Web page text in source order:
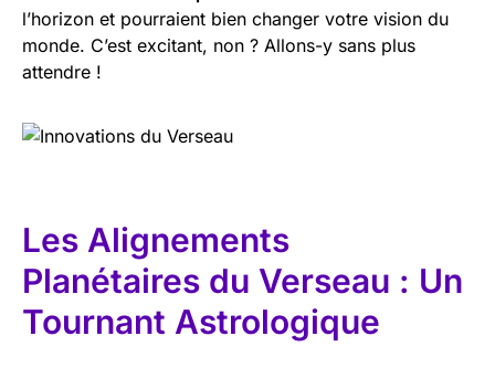
l’horizon et pourraient bien changer votre vision du
monde. C’est excitant, non ? Allons-y sans plus
attendre !
Les Alignements
Planétaires du Verseau : Un
Tournant Astrologique